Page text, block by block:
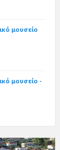
μουσείο
μουσείο -